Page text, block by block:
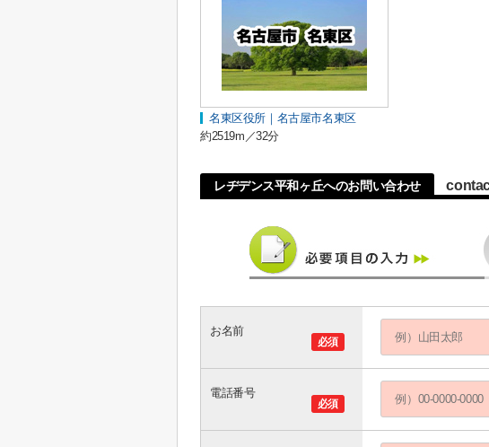
名東区役所｜名古屋市名東区
約2519m／32分
レヂデンス平和ヶ丘へのお問い合わせ
必須
お名前
必須
電話番号